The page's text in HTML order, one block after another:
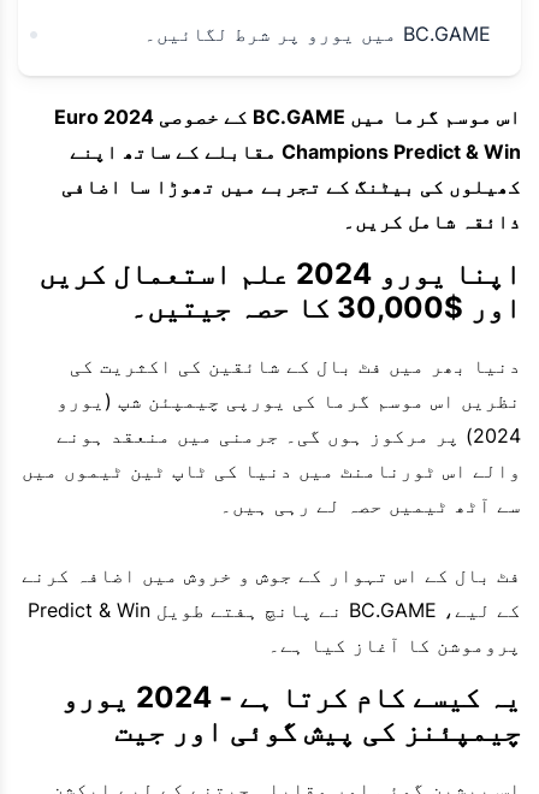
BC.GAME میں یورو پر شرط لگائیں۔
اس موسم گرما میں BC.GAME کے خصوصی Euro 2024
Champions Predict & Win مقابلے کے ساتھ اپنے
کھیلوں کی بیٹنگ کے تجربے میں تھوڑا سا اضافی
ذائقہ شامل کریں۔
اپنا یورو 2024 علم استعمال کریں
اور $30,000 کا حصہ جیتیں۔
دنیا بھر میں فٹ بال کے شائقین کی اکثریت کی
نظریں اس موسم گرما کی یورپی چیمپئن شپ (یورو
2024) پر مرکوز ہوں گی۔ جرمنی میں منعقد ہونے
والے اس ٹورنامنٹ میں دنیا کی ٹاپ ٹین ٹیموں میں
سے آٹھ ٹیمیں حصہ لے رہی ہیں۔
فٹ بال کے اس تہوار کے جوش و خروش میں اضافہ کرنے
کے لیے، BC.GAME نے پانچ ہفتے طویل Predict & Win
پروموشن کا آغاز کیا ہے۔
یہ کیسے کام کرتا ہے - 2024 یورو
چیمپئنز کی پیش گوئی اور جیت
اس پیشین گوئی اور مقابلہ جیتنے کے لیے ایکشن